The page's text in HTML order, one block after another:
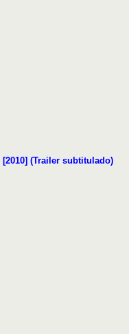
[2010] (Trailer subtitulado)